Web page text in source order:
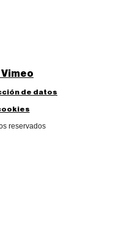
Vimeo
de datos
reservados